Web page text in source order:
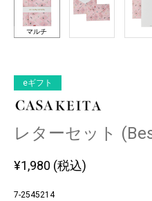
マルチ
eギフト
レターセット
¥1,980 (税込)
7-2545214